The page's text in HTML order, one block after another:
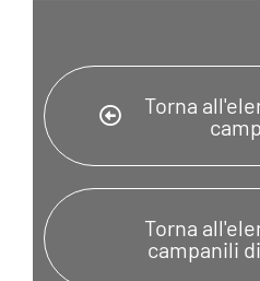
Torna
Torna
campanili